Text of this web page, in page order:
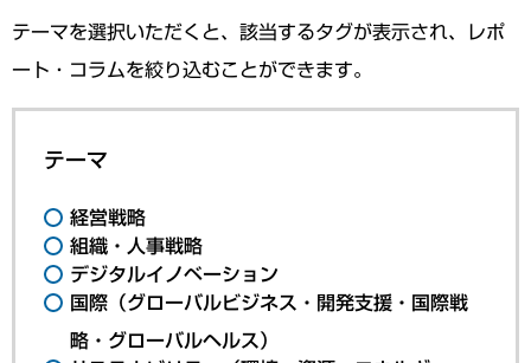
テーマを選択いただくと、該当するタグが表示され、レポ
ート・コラムを絞り込むことができます。
テーマ
経営戦略
組織・人事戦略
デジタルイノベーション
国際（グローバルビジネス・開発支援・国際戦
略・グローバルヘルス）